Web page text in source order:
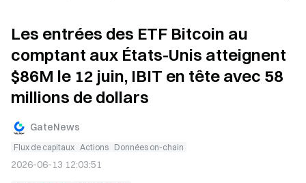
Les entrées des ETF Bitcoin au
comptant aux États-Unis atteignent
$86M le 12 juin, IBIT en tête avec 58
millions de dollars
GateNews
Flux de capitaux Actions Données on-chain
2026-06-13 12:03:51